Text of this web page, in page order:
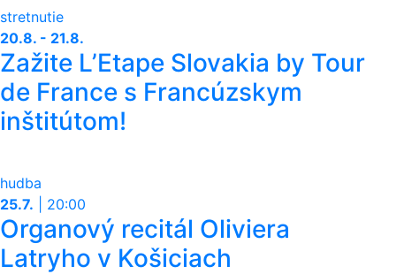
stretnutie
20.8. - 21.8.
Zažite L’Etape Slovakia by Tour
de France s Francúzskym
inštitútom!
hudba
25.7.
20:00
Organový recitál Oliviera
Latryho v Košiciach